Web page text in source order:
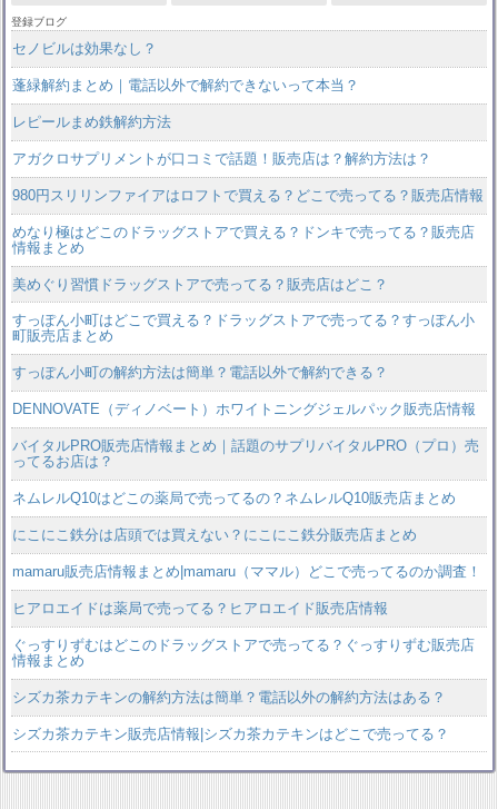
登録ブログ
セノビルは効果なし？
蓬緑解約まとめ｜電話以外で解約できないって本当？
レピールまめ鉄解約方法
アガクロサプリメントが口コミで話題！販売店は？解約方法は？
980円スリリンファイアはロフトで買える？どこで売ってる？販売店情報
めなり極はどこのドラッグストアで買える？ドンキで売ってる？販売店
情報まとめ
美めぐり習慣ドラッグストアで売ってる？販売店はどこ？
すっぽん小町はどこで買える？ドラッグストアで売ってる？すっぽん小
町販売店まとめ
すっぽん小町の解約方法は簡単？電話以外で解約できる？
DENNOVATE（ディノベート）ホワイトニングジェルパック販売店情報
バイタルPRO販売店情報まとめ｜話題のサプリバイタルPRO（プロ）売
ってるお店は？
ネムレルQ10はどこの薬局で売ってるの？ネムレルQ10販売店まとめ
にこにこ鉄分は店頭では買えない？にこにこ鉄分販売店まとめ
mamaru販売店情報まとめ|mamaru（ママル）どこで売ってるのか調査！
ヒアロエイドは薬局で売ってる？ヒアロエイド販売店情報
ぐっすりずむはどこのドラッグストアで売ってる？ぐっすりずむ販売店
情報まとめ
シズカ茶カテキンの解約方法は簡単？電話以外の解約方法はある？
シズカ茶カテキン販売店情報|シズカ茶カテキンはどこで売ってる？